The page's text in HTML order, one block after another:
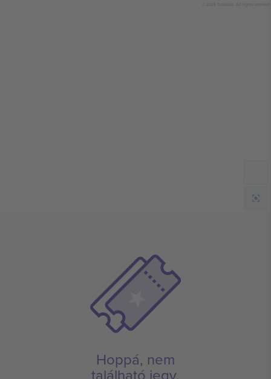
© 2024 Ticombo. All rights reserved
Hoppá, nem
található jegy.